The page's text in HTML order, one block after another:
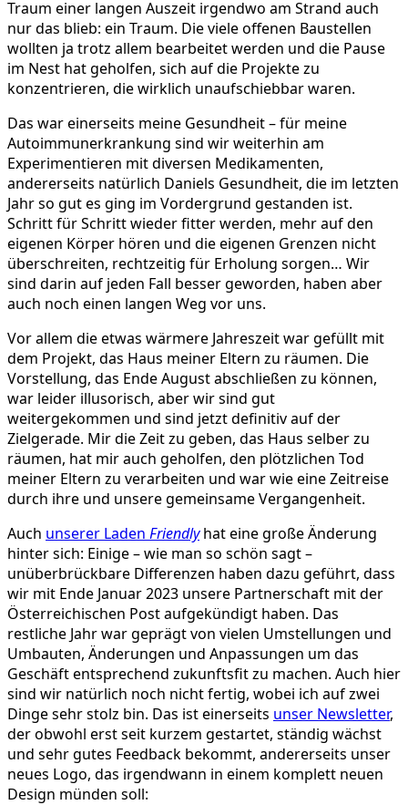
Traum einer langen Auszeit irgendwo am Strand auch
nur das blieb: ein Traum. Die viele offenen Baustellen
wollten ja trotz allem bearbeitet werden und die Pause
im Nest hat geholfen, sich auf die Projekte zu
konzentrieren, die wirklich unaufschiebbar waren.
Das war einerseits meine Gesundheit – für meine
Autoimmunerkrankung sind wir weiterhin am
Experimentieren mit diversen Medikamenten,
andererseits natürlich Daniels Gesundheit, die im letzten
Jahr so gut es ging im Vordergrund gestanden ist.
Schritt für Schritt wieder fitter werden, mehr auf den
eigenen Körper hören und die eigenen Grenzen nicht
überschreiten, rechtzeitig für Erholung sorgen… Wir
sind darin auf jeden Fall besser geworden, haben aber
auch noch einen langen Weg vor uns.
Vor allem die etwas wärmere Jahreszeit war gefüllt mit
dem Projekt, das Haus meiner Eltern zu räumen. Die
Vorstellung, das Ende August abschließen zu können,
war leider illusorisch, aber wir sind gut
weitergekommen und sind jetzt definitiv auf der
Zielgerade. Mir die Zeit zu geben, das Haus selber zu
räumen, hat mir auch geholfen, den plötzlichen Tod
meiner Eltern zu verarbeiten und war wie eine Zeitreise
durch ihre und unsere gemeinsame Vergangenheit.
Auch unserer Laden Friendlyhat eine große Änderung
hinter sich: Einige – wie man so schön sagt –
unüberbrückbare Differenzen haben dazu geführt, dass
wir mit Ende Januar 2023 unsere Partnerschaft mit der
Österreichischen Post aufgekündigt haben. Das
restliche Jahr war geprägt von vielen Umstellungen und
Umbauten, Änderungen und Anpassungen um das
Geschäft entsprechend zukunftsfit zu machen. Auch hier
sind wir natürlich noch nicht fertig, wobei ich auf zwei
Dinge sehr stolz bin. Das ist einerseits unser Newsletter,
der obwohl erst seit kurzem gestartet, ständig wächst
und sehr gutes Feedback bekommt, andererseits unser
neues Logo, das irgendwann in einem komplett neuen
Design münden soll: